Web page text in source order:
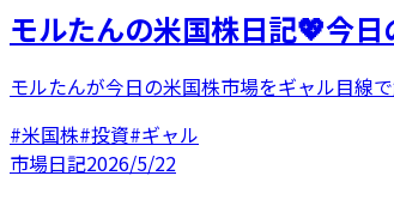
モルたんの米国株日記💖今
モルたんが今日の米国株市場をギャル目線
#米国株#投資#ギャル
市場日記2026/5/22